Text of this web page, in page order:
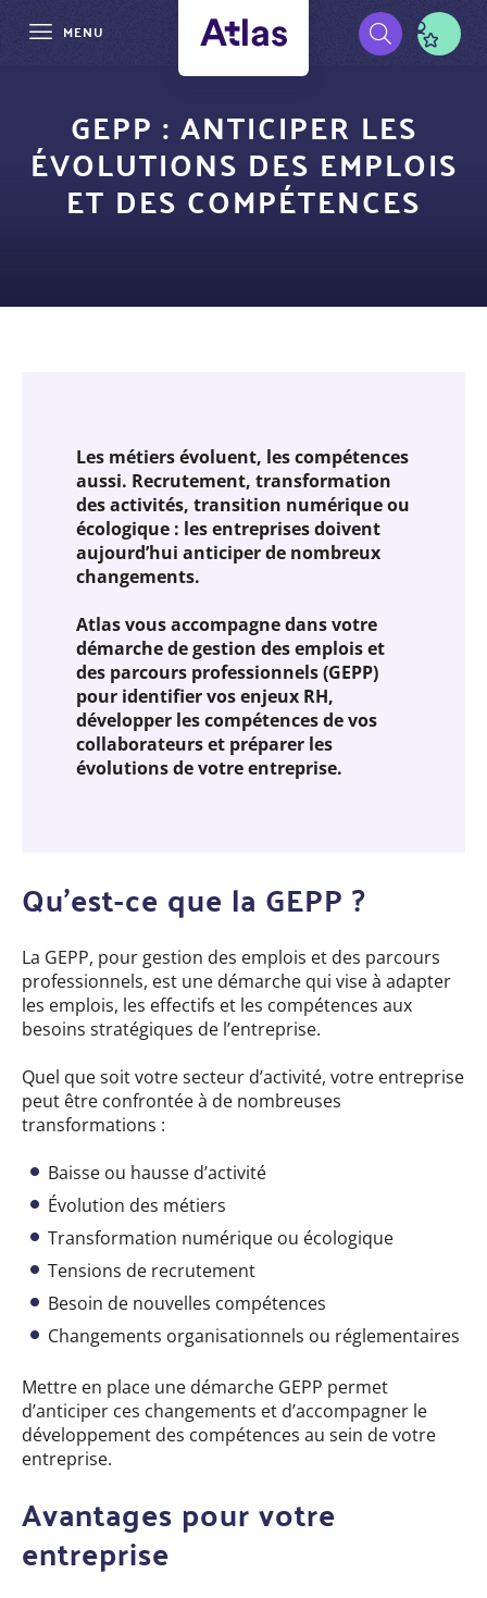
principal
MENU
Pré-
navigation
GEPP : ANTICIPER LES
ÉVOLUTIONS DES EMPLOIS
ET DES COMPÉTENCES
Les métiers évoluent, les compétences
aussi. Recrutement, transformation
des activités, transition numérique ou
écologique : les entreprises doivent
aujourd’hui anticiper de nombreux
changements.
Atlas vous accompagne dans votre
démarche de gestion des emplois et
des parcours professionnels (GEPP)
pour identifier vos enjeux RH,
développer les compétences de vos
collaborateurs et préparer les
évolutions de votre entreprise.
Qu’est-ce que la GEPP ?
La GEPP, pour gestion des emplois et des parcours
professionnels, est une démarche qui vise à adapter
les emplois, les effectifs et les compétences aux
besoins stratégiques de l’entreprise.
Quel que soit votre secteur d’activité, votre entreprise
peut être confrontée à de nombreuses
transformations :
Baisse ou hausse d’activité
Évolution des métiers
Transformation numérique ou écologique
Tensions de recrutement
Besoin de nouvelles compétences
Changements organisationnels ou réglementaires
Mettre en place une démarche GEPP permet
d’anticiper ces changements et d’accompagner le
développement des compétences au sein de votre
entreprise.
Avantages pour votre
entreprise